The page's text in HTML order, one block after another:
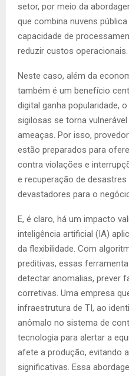
setor, por meio da
que combina nuvens
capacidade de
reduzir custos operacionais.
Neste caso, além da
também é um benefício
digital ganha popularidade,
sigilosas se torna
ameaças. Por isso,
estão preparados para
contra violações e
e recuperação de
devastadores para o
E, é claro, há um impacto
inteligência artificial (IA)
da flexibilidade. Com
preditivas, essas
detectar anomalias, prever
corretivas. Uma empresa
infraestrutura de TI, ao
anômalo no sistema de
tecnologia para alertar a
afete a produção, evitando
significativas. Essa